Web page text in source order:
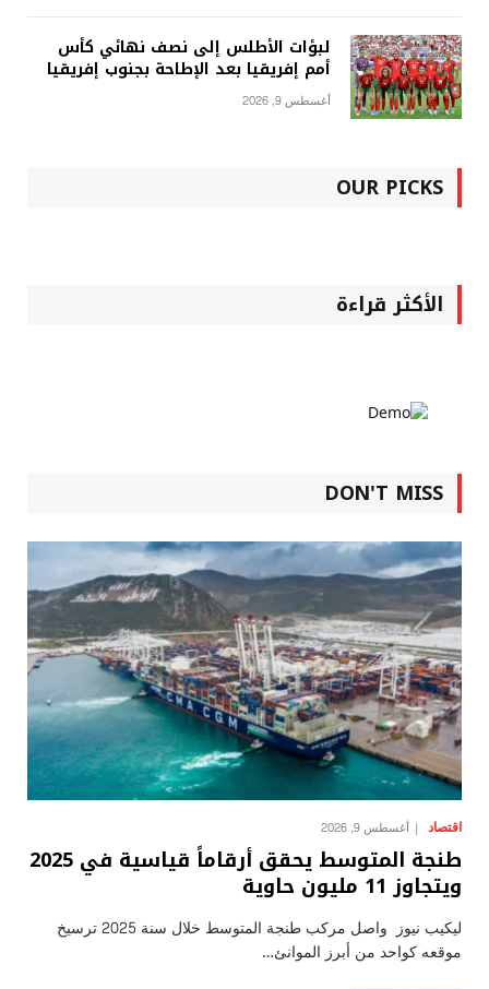
لبؤات الأطلس إلى نصف نهائي كأس
أمم إفريقيا بعد الإطاحة بجنوب إفريقيا
أغسطس 9, 2026
OUR PICKS
الأكثر قراءة
DON'T MISS
اقتصاد أغسطس 9, 2026
طنجة المتوسط يحقق أرقاماً قياسية في 2025
ويتجاوز 11 مليون حاوية
ليكيب نيوز واصل مركب طنجة المتوسط خلال سنة 2025 ترسيخ
موقعه كواحد من أبرز الموانئ…